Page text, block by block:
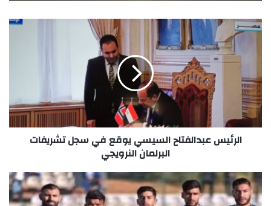
الرئيس عبدالفتاح السيسي يوقع في سجل تشريفات
البرلمان النرويجي